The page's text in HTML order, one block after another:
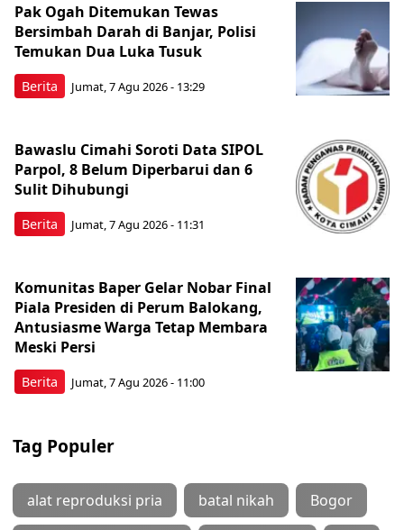
Berita
Pak Ogah Ditemukan Tewas
Bersimbah Darah di Banjar, Polisi
Temukan Dua Luka Tusuk
Jumat, 7 Agu 2026 - 13:29
Berita
Bawaslu Cimahi Soroti Data SIPOL
Parpol, 8 Belum Diperbarui dan 6
Sulit Dihubungi
Jumat, 7 Agu 2026 - 11:31
Berita
Komunitas Baper Gelar Nobar Final
Piala Presiden di Perum Balokang,
Antusiasme Warga Tetap Membara
Meski Persi
Jumat, 7 Agu 2026 - 11:00
Tag Populer
alat reproduksi pria batal nikah Bogor